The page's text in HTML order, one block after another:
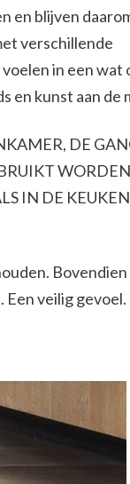
en blijven
verschillende
in een wat
en kunst aan de
DE
IN DE
Bovendien
veilig gevoel.